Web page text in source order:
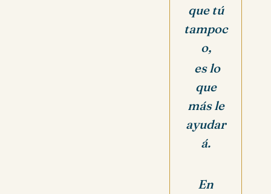
que tú
tampoc
o,
es lo
que
más le
ayudar
á.
En